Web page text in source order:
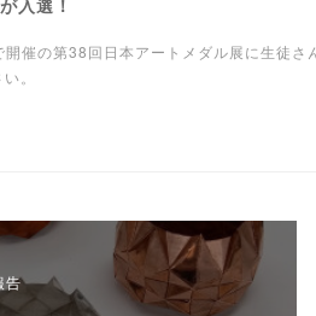
入選！
催の第38回日本アートメダル展に生徒
覧下さい。
告